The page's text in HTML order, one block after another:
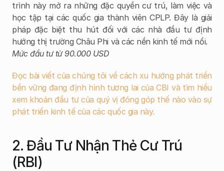
trình này mở ra những đặc quyền cư trú, làm việc và
học tập tại các quốc gia thành viên CPLP. Đây là giải
pháp đặc biệt thu hút đối với các nhà đầu tư định
hướng thị trường Châu Phi và các nền kinh tế mới nổi.
Mức đầu tư từ 90.000 USD
Đọc bài viết của chúng tôi về cách xu hướng phát triển
bền vững đang định hình tương lai của CBI và tìm hiểu
xem khoản đầu tư của quý vị đóng góp thế nào vào sự
phát triển kinh tế của các quốc gia này.
2. Đầu Tư Nhận Thẻ Cư Trú
(RBI)